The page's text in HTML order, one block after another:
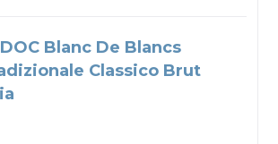
Blanc De Blancs
Classico Brut